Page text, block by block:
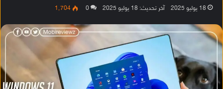
18 يوليو 2025 آخر تحديث: 18 يوليو 2025 0 1٬704